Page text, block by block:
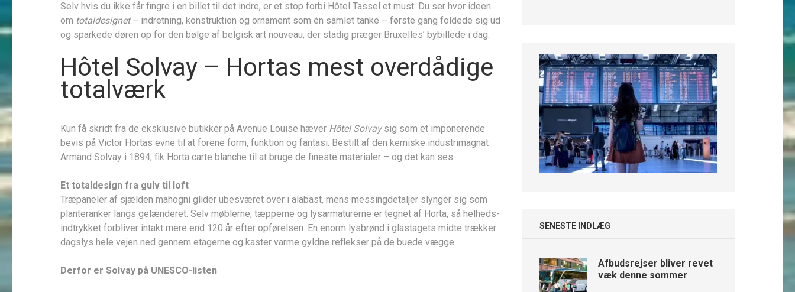
Selv hvis du ikke får fingre i en billet til det indre, er et stop forbi Hôtel Tassel et must: Du ser hvor ideen
om totaldesignet– indretning, konstruktion og ornament som én samlet tanke – første gang foldede sig ud
og sparkede døren op for den bølge af belgisk art nouveau, der stadig præger Bruxelles’ bybillede i dag.
Hôtel Solvay – Hortas mest overdådige
totalværk
Kun få skridt fra de eksklusive butikker på Avenue Louise hæver Hôtel Solvaysig som et imponerende
bevis på Victor Hortas evne til at forene form, funktion og fantasi. Bestilt af den kemiske industrimagnat
Armand Solvay i 1894, fik Horta carte blanche til at bruge de fineste materialer – og det kan ses.
Et totaldesign fra gulv til loft
Træpaneler af sjælden mahogni glider ubesværet over i alabast, mens messingdetaljer slynger sig som
plante­ranker langs gelænderet. Selv møblerne, tæpperne og lysarmaturerne er tegnet af Horta, så helheds­
indtrykket forbliver intakt mere end 120 år efter opførelsen. En enorm lysbrønd i glastagets midte trækker
dagslys hele vejen ned gennem etagerne og kaster varme gyldne reflekser på de buede vægge.
Derfor er Solvay på UNESCO-listen
SENESTE INDLÆG
Afbudsrejser bliver revet
væk denne sommer